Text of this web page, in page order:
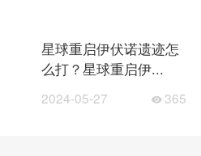
星球重启伊伏诺遗迹怎
么打？星球重启伊...
2024-05-27 365